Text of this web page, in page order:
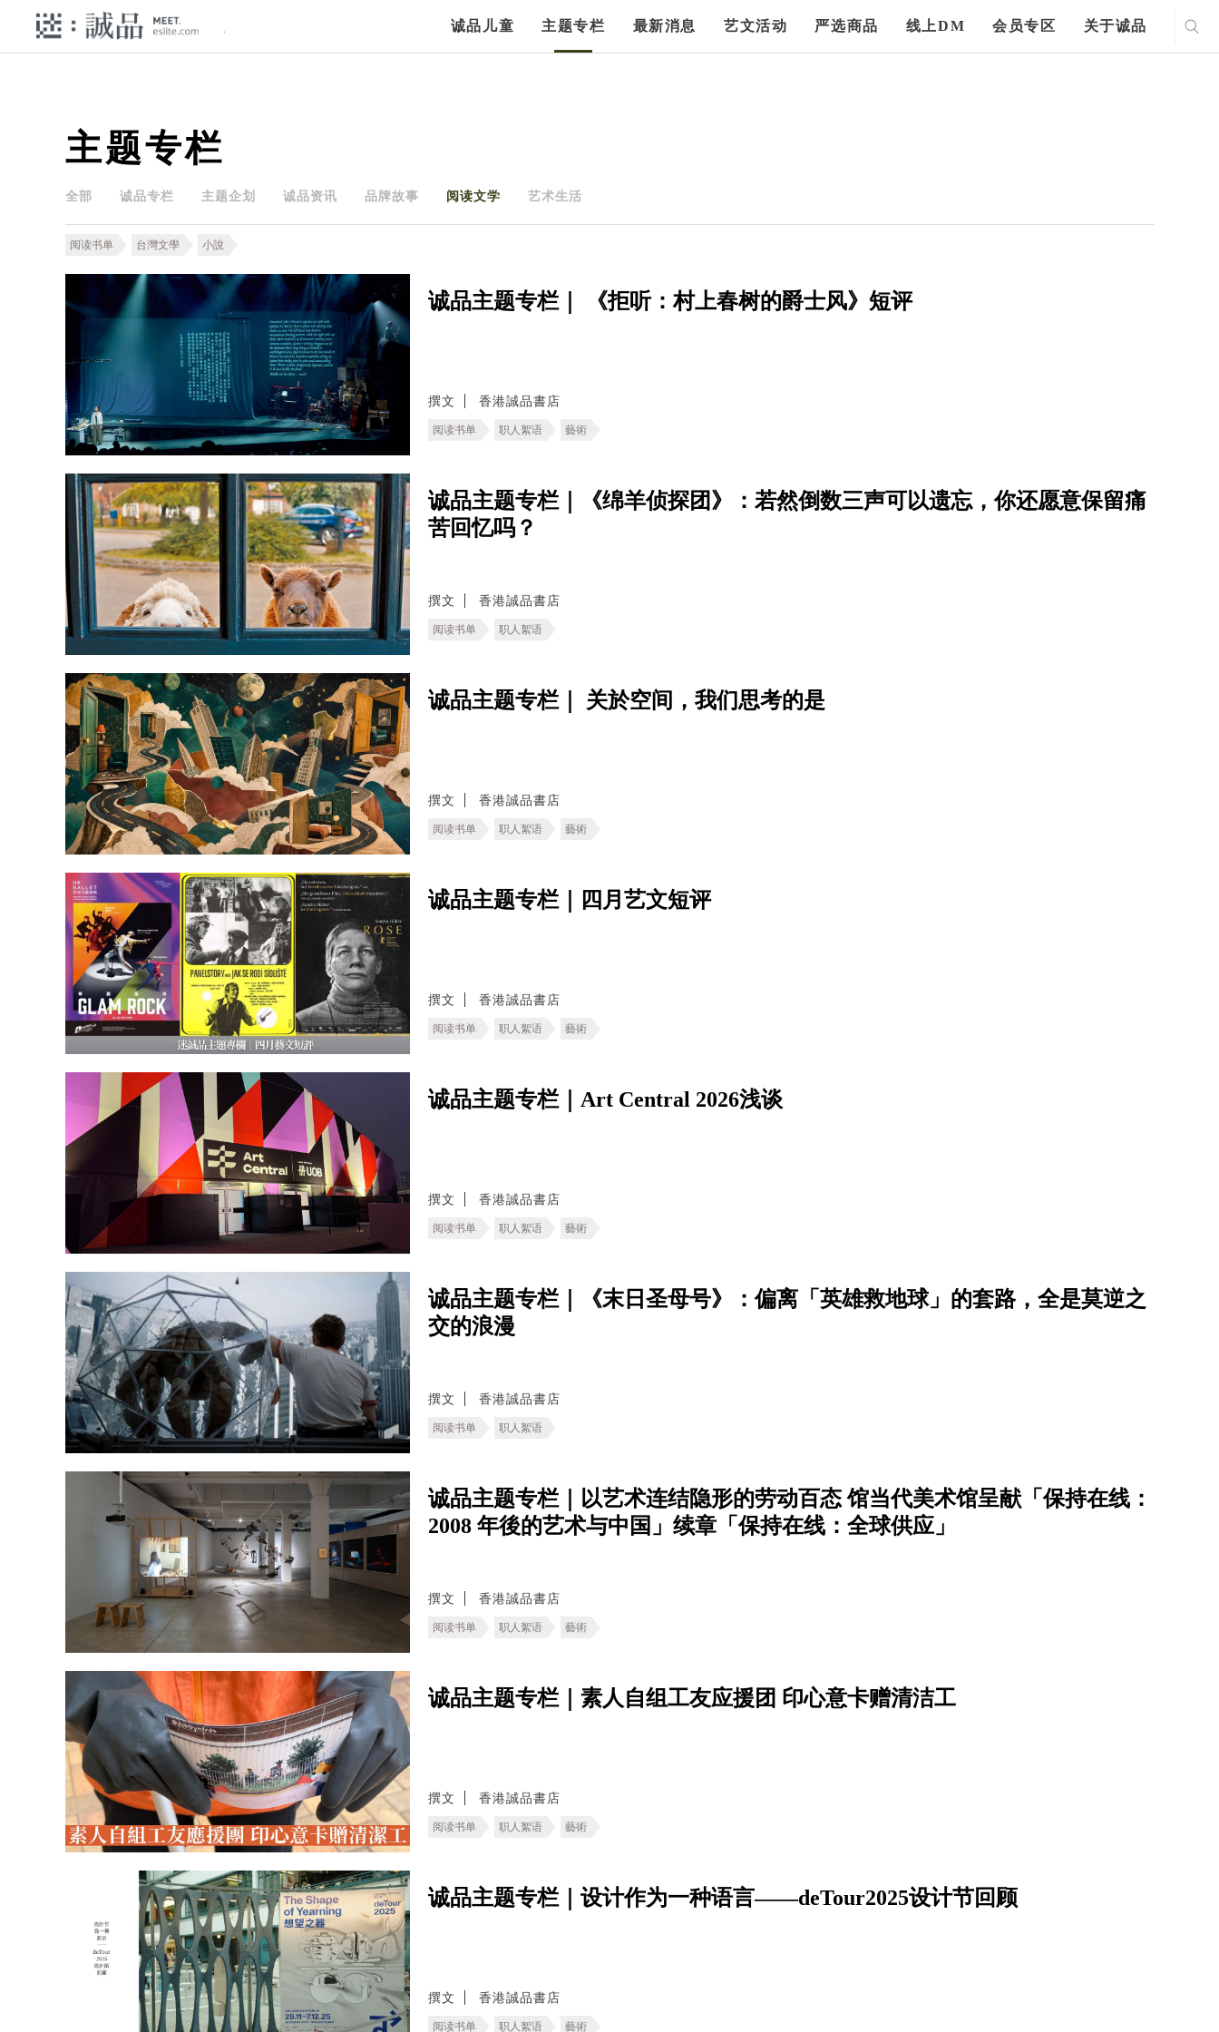
诚品儿童 主题专栏 最新消息 艺文活动 严选商品 线上DM 会员专区 关于诚品
主题专栏
全部 诚品专栏 主题企划 诚品资讯 品牌故事 阅读文学 艺术生活
阅读书单 台灣文學 小說
诚品主题专栏｜ 《拒听：村上春树的爵士风》短评
撰文 香港誠品書店
阅读书单 职人絮语 藝術
诚品主题专栏｜《绵羊侦探团》：若然倒数三声可以遗忘，你还愿意保留痛
苦回忆吗？
撰文 香港誠品書店
阅读书单 职人絮语
诚品主题专栏｜ 关於空间，我们思考的是
撰文 香港誠品書店
阅读书单 职人絮语 藝術
诚品主题专栏｜四月艺文短评
撰文 香港誠品書店
阅读书单 职人絮语 藝術
诚品主题专栏｜Art Central 2026浅谈
撰文 香港誠品書店
阅读书单 职人絮语 藝術
诚品主题专栏｜《末日圣母号》：偏离「英雄救地球」的套路，全是莫逆之
交的浪漫
撰文 香港誠品書店
阅读书单 职人絮语
诚品主题专栏｜以艺术连结隐形的劳动百态 馆当代美术馆呈献「保持在线：
2008 年後的艺术与中国」续章「保持在线：全球供应」
撰文 香港誠品書店
阅读书单 职人絮语 藝術
诚品主题专栏｜素人自组工友应援团 印心意卡赠清洁工
撰文 香港誠品書店
阅读书单 职人絮语 藝術
诚品主题专栏｜设计作为一种语言——deTour2025设计节回顾
撰文 香港誠品書店
阅读书单 职人絮语 藝術